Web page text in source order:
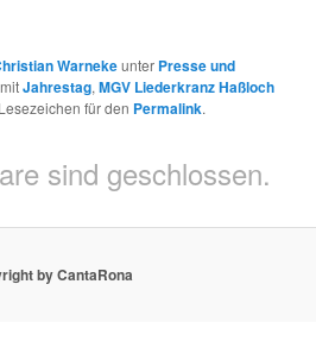
Warnekeunter Presse und
Jahrestag,MGV Liederkranz Haßloch
für den Permalink.
sind geschlossen.
by CantaRona